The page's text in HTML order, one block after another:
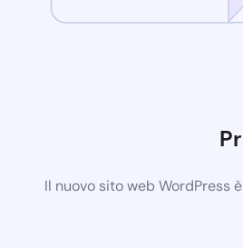
Il nuovo sito web WordPress